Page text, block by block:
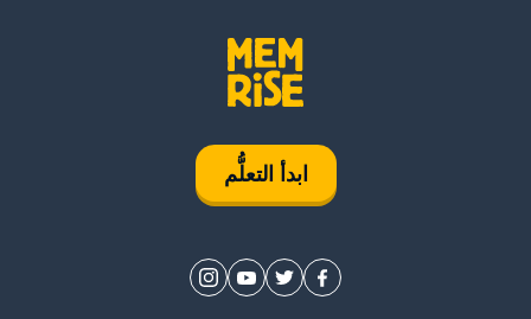
ابدأ التعلُّم